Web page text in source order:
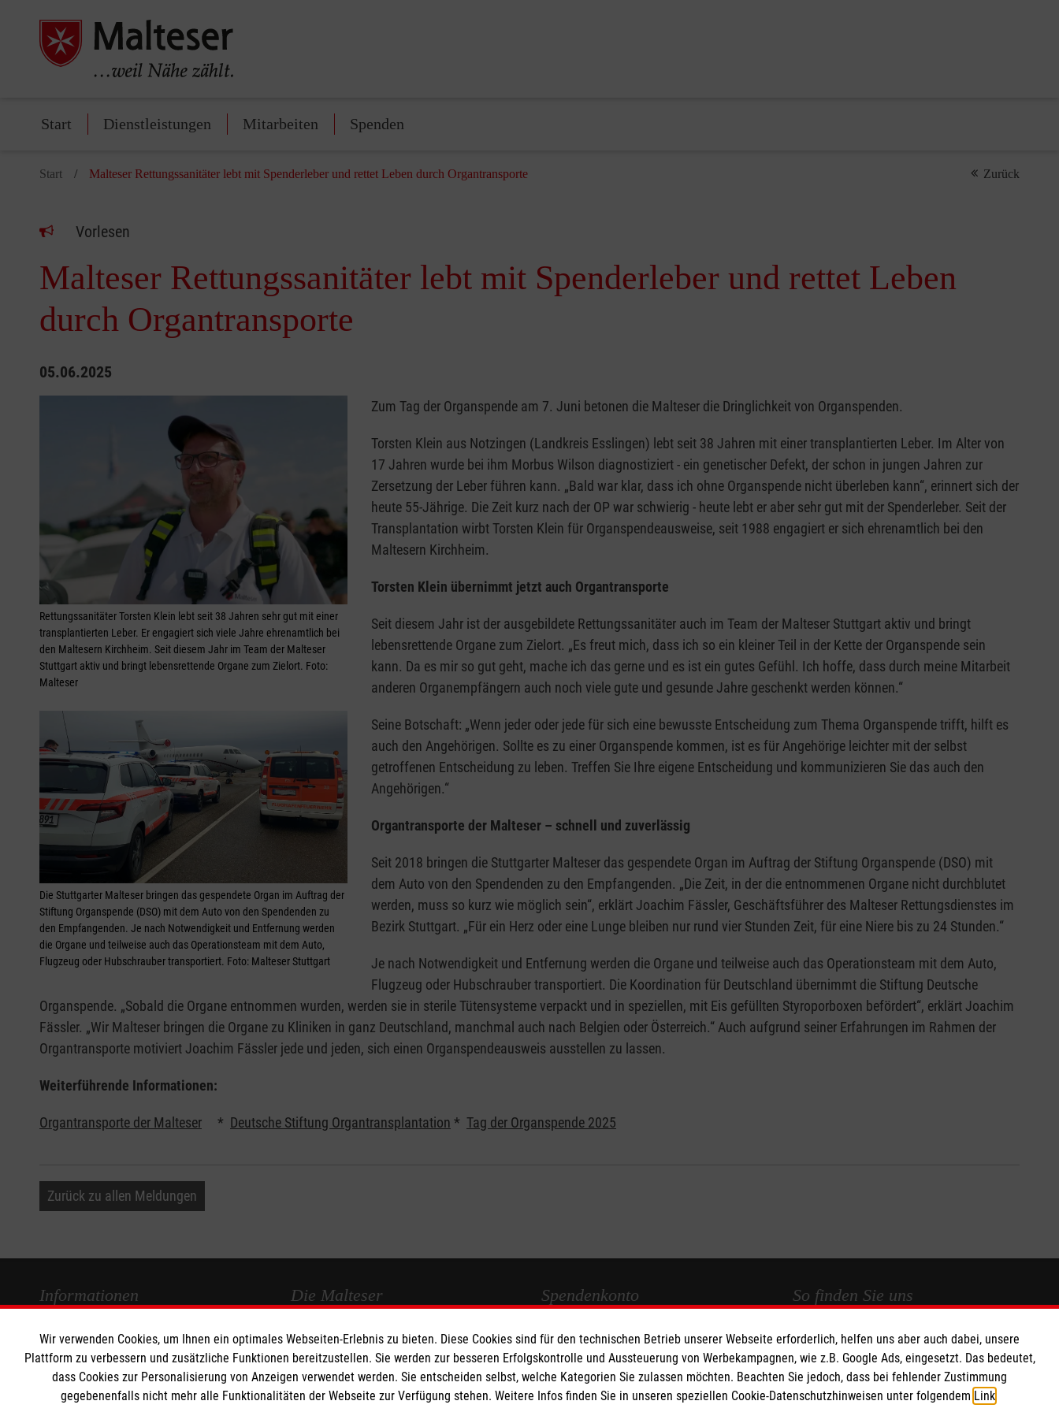
Start Dienstleistungen Mitarbeiten Spenden
Start Malteser Rettungssanitäter lebt mit Spenderleber und rettet Leben durch Organtransporte Zurück
Vorlesen
Malteser Rettungssanitäter lebt mit Spenderleber und rettet Leben
durch Organtransporte
05.06.2025
Rettungssanitäter Torsten Klein lebt seit 38 Jahren sehr gut mit einer
transplantierten Leber. Er engagiert sich viele Jahre ehrenamtlich bei
den Maltesern Kirchheim. Seit diesem Jahr im Team der Malteser
Stuttgart aktiv und bringt lebensrettende Organe zum Zielort. Foto:
Malteser
Die Stuttgarter Malteser bringen das gespendete Organ im Auftrag der
Stiftung Organspende (DSO) mit dem Auto von den Spendenden zu
den Empfangenden. Je nach Notwendigkeit und Entfernung werden
die Organe und teilweise auch das Operationsteam mit dem Auto,
Flugzeug oder Hubschrauber transportiert. Foto: Malteser Stuttgart
Zum Tag der Organspende am 7. Juni betonen die Malteser die Dringlichkeit von Organspenden.
Torsten Klein aus Notzingen (Landkreis Esslingen) lebt seit 38 Jahren mit einer transplantierten Leber. Im Alter von
17 Jahren wurde bei ihm Morbus Wilson diagnostiziert - ein genetischer Defekt, der schon in jungen Jahren zur
Zersetzung der Leber führen kann. „Bald war klar, dass ich ohne Organspende nicht überleben kann“, erinnert sich der
heute 55-Jährige. Die Zeit kurz nach der OP war schwierig - heute lebt er aber sehr gut mit der Spenderleber. Seit der
Transplantation wirbt Torsten Klein für Organspendeausweise, seit 1988 engagiert er sich ehrenamtlich bei den
Maltesern Kirchheim.
Torsten Klein übernimmt jetzt auch Organtransporte
Seit diesem Jahr ist der ausgebildete Rettungssanitäter auch im Team der Malteser Stuttgart aktiv und bringt
lebensrettende Organe zum Zielort. „Es freut mich, dass ich so ein kleiner Teil in der Kette der Organspende sein
kann. Da es mir so gut geht, mache ich das gerne und es ist ein gutes Gefühl. Ich hoffe, dass durch meine Mitarbeit
anderen Organempfängern auch noch viele gute und gesunde Jahre geschenkt werden können.“
Seine Botschaft: „Wenn jeder oder jede für sich eine bewusste Entscheidung zum Thema Organspende trifft, hilft es
auch den Angehörigen. Sollte es zu einer Organspende kommen, ist es für Angehörige leichter mit der selbst
getroffenen Entscheidung zu leben. Treffen Sie Ihre eigene Entscheidung und kommunizieren Sie das auch den
Angehörigen.“
Organtransporte der Malteser – schnell und zuverlässig
Seit 2018 bringen die Stuttgarter Malteser das gespendete Organ im Auftrag der Stiftung Organspende (DSO) mit
dem Auto von den Spendenden zu den Empfangenden. „Die Zeit, in der die entnommenen Organe nicht durchblutet
werden, muss so kurz wie möglich sein“, erklärt Joachim Fässler, Geschäftsführer des Malteser Rettungsdienstes im
Bezirk Stuttgart. „Für ein Herz oder eine Lunge bleiben nur rund vier Stunden Zeit, für eine Niere bis zu 24 Stunden.“
Je nach Notwendigkeit und Entfernung werden die Organe und teilweise auch das Operationsteam mit dem Auto,
Flugzeug oder Hubschrauber transportiert. Die Koordination für Deutschland übernimmt die Stiftung Deutsche
Organspende. „Sobald die Organe entnommen wurden, werden sie in sterile Tütensysteme verpackt und in speziellen, mit Eis gefüllten Styroporboxen befördert“, erklärt Joachim
Fässler. „Wir Malteser bringen die Organe zu Kliniken in ganz Deutschland, manchmal auch nach Belgien oder Österreich.“ Auch aufgrund seiner Erfahrungen im Rahmen der
Organtransporte motiviert Joachim Fässler jede und jeden, sich einen Organspendeausweis ausstellen zu lassen.
Weiterführende Informationen:
Organtransporte der Malteser * Deutsche Stiftung Organtransplantation * Tag der Organspende 2025
Zurück zu allen Meldungen
Informationen
Impressum
Datenschutz
Barrierefreiheit
Die Malteser
Malteser in Deutschland
Malteserorden
Sharepoint
Spendenkonto
Empfänger: Malteser Hilfsdienst e.V.
Bank: BW Bank
IBAN: DE90 6005 0101 0001 2706 88
So finden Sie uns
Lindenplatz 4
74206 Bad Wimpfen
Telefon(07063) 93394-0
Wir verwenden Cookies, um Ihnen ein optimales Webseiten-Erlebnis zu bieten. Diese Cookies sind für den technischen Betrieb unserer Webseite erforderlich, helfen uns aber auch dabei, unsere
Plattform zu verbessern und zusätzliche Funktionen bereitzustellen. Sie werden zur besseren Erfolgskontrolle und Aussteuerung von Werbekampagnen, wie z.B. Google Ads, eingesetzt. Das bedeutet,
dass Cookies zur Personalisierung von Anzeigen verwendet werden. Sie entscheiden selbst, welche Kategorien Sie zulassen möchten. Beachten Sie jedoch, dass bei fehlender Zustimmung
gegebenenfalls nicht mehr alle Funktionalitäten der Webseite zur Verfügung stehen. Weitere Infos finden Sie in unseren speziellen Cookie-Datenschutzhinweisen unter folgendem Link